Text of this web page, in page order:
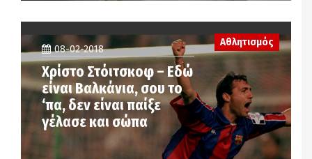
08-02-2018
Χρίστο Στόιτσκοφ – Εδώ
είναι Βαλκάνια, σου το
‘πα, δεν είναι παίξε
γέλασε και σώπα
Αθλητισμός